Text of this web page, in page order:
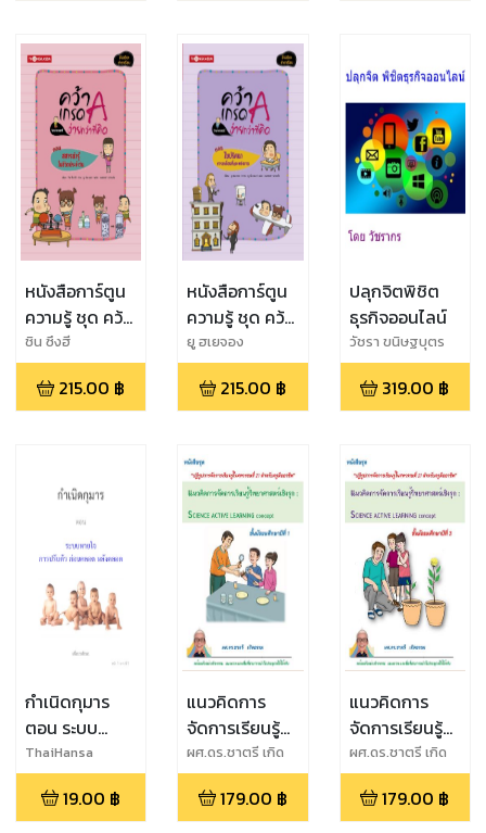
แวดล้อม
หนังสือการ์ตูน
ความรู้ ชุด คว้า
เกรด A ง่ายกว่า
ที่คิด ตอน
สสารน่ารู้ใน
ชิน ซึงฮี
215.00 ฿
หนังสือการ์ตูน
ความรู้ ชุด คว้า
เกรด A ง่ายกว่า
ที่คิด ตอน ไข
ปริศนาการ
ยู ฮเยจอง
215.00 ฿
ปลุกจิตพิชิต
ธุรกิจออนไลน์
วัชรา ขนิษฐบุตร
319.00 ฿
กำเนิดกุมาร
ตอน ระบบ
หายใจ สำคัญ
มาก
ThaiHansa
19.00 ฿
แนวคิดการ
จัดการเรียนรู้
วิทยาศาสตร์
เชิงรุก ชั้น
มัธยมศึกษาปีที่
ผศ.ดร.ชาตรี เกิด
ธรรม
179.00 ฿
แนวคิดการ
จัดการเรียนรู้
วิทยาศาสตร์
เชิงรุก ชั้น
มัธยมศึกษาปีที่
ผศ.ดร.ชาตรี เกิด
ธรรม
179.00 ฿